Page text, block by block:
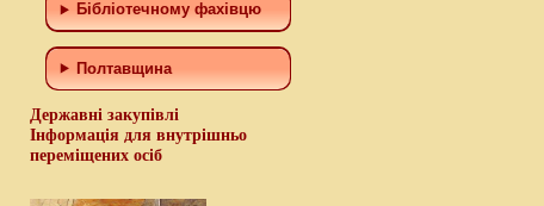
Бiблiотечному фахiвцю
Полтавщина
Державні закупівлі
Інформація для внутрішньо
переміщених осіб